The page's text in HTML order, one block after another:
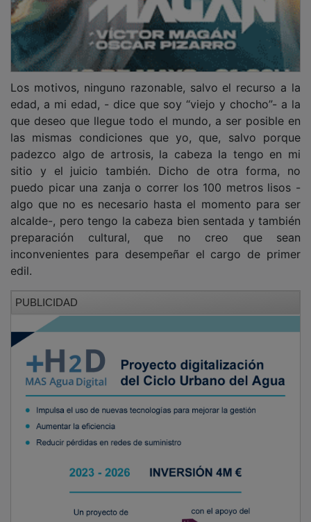
edad, a mi edad, - dice que soy “viejo y chocho”- a la
que deseo que llegue todo el mundo, a ser posible en
las mismas condiciones que yo, que, salvo porque
padezco algo de artrosis, la cabeza la tengo en mi
sitio y el juicio también. Dicho de otra forma, no
puedo picar una zanja o correr los 100 metros lisos -
algo que no es necesario hasta el momento para ser
alcalde-, pero tengo la cabeza bien sentada y también
preparación cultural, que no creo que sean
inconvenientes para desempeñar el cargo de primer
edil.